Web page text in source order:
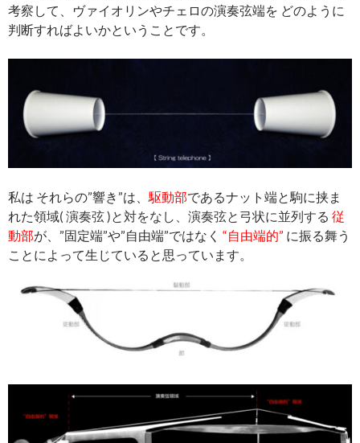
考察して、ヴァイオリンやチェロの演奏弦端を どのように
判断すればよいかということです。
私は それらの”響き”は、 駆動部であるナット端と駒に挟ま
れた領域( 演奏弦 )と対をなし、演奏弦と 弓状に並列する 従
動部が、”固定端”や”自由端”ではなく “自由端的” に振る舞う
ことによって生じていると思っています。